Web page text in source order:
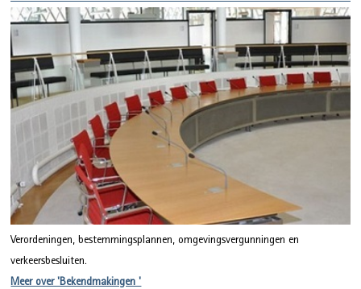
Verordeningen, bestemmingsplannen, omgevingsvergunningen en
verkeersbesluiten.
Meer over 'Bekendmakingen '